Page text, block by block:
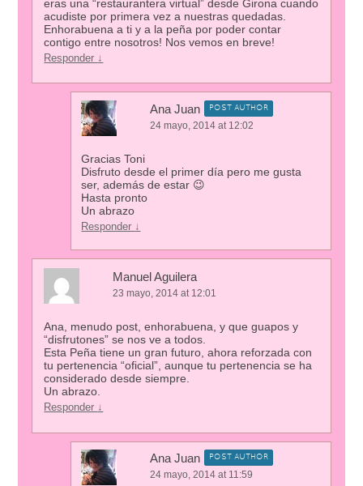
eras una “restaurantera virtual” desde Girona cuando
acudiste por primera vez a nuestras quedadas.
Enhorabuena a ti y a la peña por poder contar
contigo entre nosotros! Nos vemos en breve!
Responder ↓
Ana Juan POST AUTHOR
24 mayo, 2014 at 12:02
Gracias Toni
Disfruto desde el primer día pero me gusta
ser, además de estar 😉
Hasta pronto
Un abrazo
Responder ↓
Manuel Aguilera
23 mayo, 2014 at 12:01
Ana, menudo post, enhorabuena, y que guapos y
“disfrutones” se nos ve a todos.
Esta Peña tiene un gran futuro, ahora reforzada con
tu pertenencia “oficial”, aunque tu pertenencia se ha
considerado desde siempre.
Un abrazo.
Responder ↓
Ana Juan POST AUTHOR
24 mayo, 2014 at 11:59